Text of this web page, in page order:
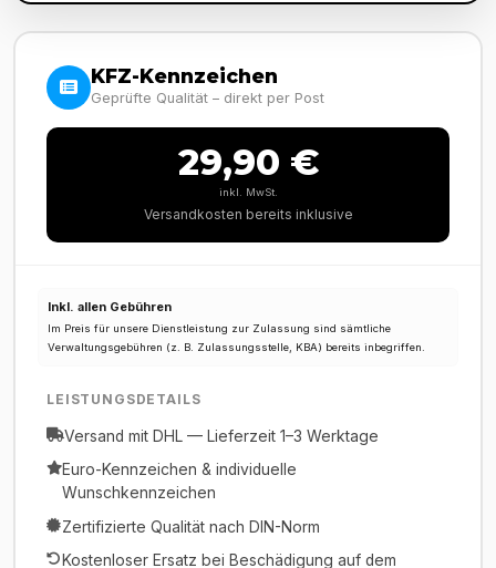
KFZ-Kennzeichen
Geprüfte Qualität – direkt per Post
29,90 €
inkl. MwSt.
Versandkosten bereits inklusive
Inkl. allen Gebühren
Im Preis für unsere Dienstleistung zur Zulassung sind sämtliche
Verwaltungsgebühren (z. B. Zulassungsstelle, KBA) bereits inbegriffen.
LEISTUNGSDETAILS
Versand mit DHL — Lieferzeit 1–3 Werktage
Euro-Kennzeichen & individuelle
Wunschkennzeichen
Zertifizierte Qualität nach DIN-Norm
Kostenloser Ersatz bei Beschädigung auf dem